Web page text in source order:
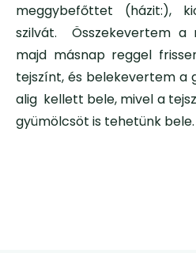
meggybefőttet (házit:),
szilvát. Összekevertem a
majd másnap reggel
tejszínt, és belekevertem a
alig kellett bele, mivel a
gyümölcsöt is tehetünk bele.